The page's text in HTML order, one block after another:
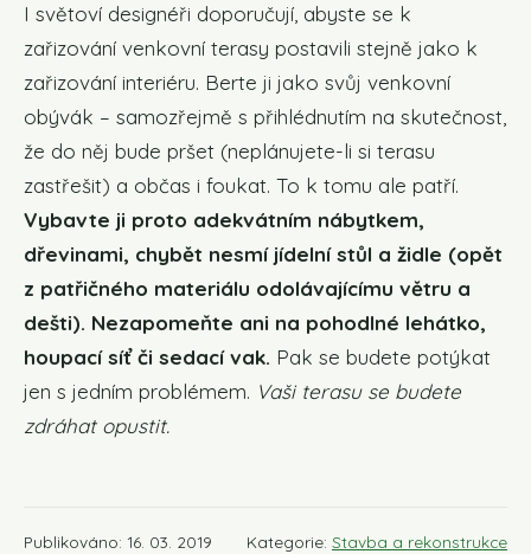
I světoví designéři doporučují, abyste se k
zařizování venkovní terasy postavili stejně jako k
zařizování interiéru. Berte ji jako svůj venkovní
obývák – samozřejmě s přihlédnutím na skutečnost,
že do něj bude pršet (neplánujete-li si terasu
zastřešit) a občas i foukat. To k tomu ale patří.
Vybavte ji proto adekvátním nábytkem,
dřevinami, chybět nesmí jídelní stůl a židle (opět
z patřičného materiálu odolávajícímu větru a
dešti). Nezapomeňte ani na pohodlné lehátko,
houpací síť či sedací vak. Pak se budete potýkat
jen s jedním problémem. Vaši terasu se budete
zdráhat opustit.
Publikováno: 16. 03. 2019 Kategorie: Stavba a rekonstrukce